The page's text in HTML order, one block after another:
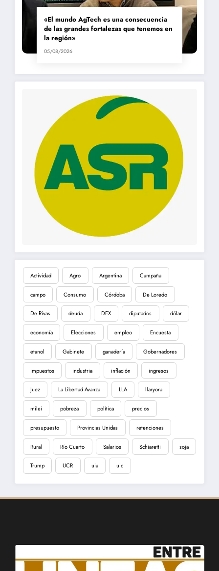
«El mundo AgTech es una consecuencia
de las grandes fortalezas que tenemos en
la región»
05/08/2026
Actividad Agro Argentina Campaña
campo Consumo Córdoba De Loredo
De Rivas deuda DEX diputados dólar
economía Elecciones empleo Encuesta
etanol Gabinete ganadería Gobernadores
impuestos industria inflación ingresos
Juez La Libertad Avanza LLA llaryora
milei pobreza política precios
presupuesto Provincias Unidas retenciones
Rural Río Cuarto Salarios Schiaretti soja
Trump UCR uia uic